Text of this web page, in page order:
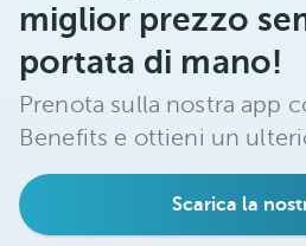
miglior prezzo
portata di mano!
Prenota sulla nostra app
Benefits e ottieni un
Scarica la